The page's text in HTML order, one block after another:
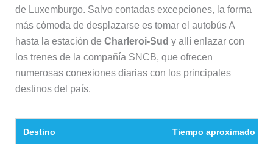
de Luxemburgo. Salvo contadas excepciones, la forma
más cómoda de desplazarse es tomar el autobús A
hasta la estación de Charleroi-Sud y allí enlazar con
los trenes de la compañía SNCB, que ofrecen
numerosas conexiones diarias con los principales
destinos del país.
Destino Tiempo aproximado